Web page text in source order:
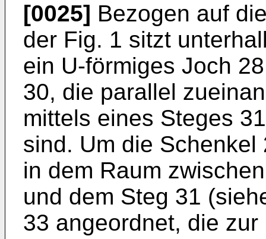
[0025] Bezogen auf
der Fig. 1 sitzt
ein U-förmiges Joch
30, die parallel
mittels eines Steges
sind. Um die
in dem Raum
und dem Steg 31
33 angeordnet, die